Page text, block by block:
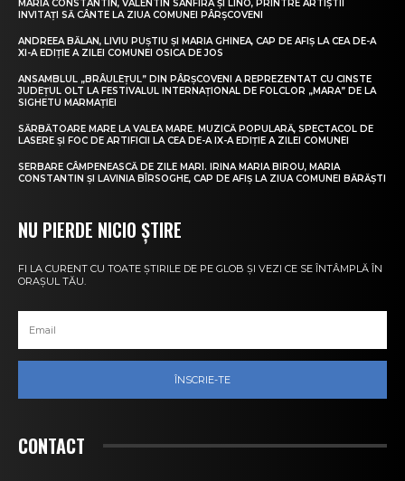
MARIA CONSTANTIN, VALENTIN SANFIRA ȘI LINO, PRINTRE ARTIȘTII
INVITAȚI SĂ CÂNTE LA ZIUA COMUNEI PÂRȘCOVENI
ANDREEA BĂLAN, LIVIU PUȘTIU ȘI MARIA GHINEA, CAP DE AFIȘ LA CEA DE-A
XI-A EDIȚIE A ZILEI COMUNEI OSICA DE JOS
ANSAMBLUL „BRÂULEȚUL” DIN PÂRȘCOVENI A REPREZENTAT CU CINSTE
JUDEȚUL OLT LA FESTIVALUL INTERNAȚIONAL DE FOLCLOR „MARA” DE LA
SIGHETU MARMAȚIEI
SĂRBĂTOARE MARE LA VALEA MARE. MUZICĂ POPULARĂ, SPECTACOL DE
LASERE ȘI FOC DE ARTIFICII LA CEA DE-A IX-A EDIȚIE A ZILEI COMUNEI
SERBARE CÂMPENEASCĂ DE ZILE MARI. IRINA MARIA BIROU, MARIA
CONSTANTIN ȘI LAVINIA BÎRSOGHE, CAP DE AFIȘ LA ZIUA COMUNEI BĂRĂȘTI
NU PIERDE NICIO ȘTIRE
FI LA CURENT CU TOATE ȘTIRILE DE PE GLOB ȘI VEZI CE SE ÎNTÂMPLĂ ÎN
ORAȘUL TĂU.
ÎNSCRIE-TE
CONTACT